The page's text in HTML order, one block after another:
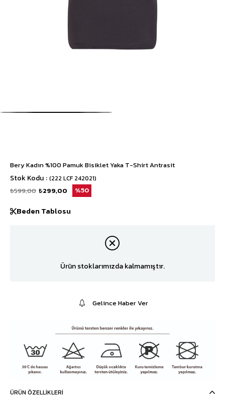
Bery Kadın %100 Pamuk Bisiklet Yaka T-Shirt Antrasit
Stok Kodu (222 LCF 242021)
₺599,00 ₺299,00 50
Beden Tablosu
Ürün stoklarımızda kalmamıştır.
Gelince Haber Ver
ÜRÜN ÖZELLIKLERI